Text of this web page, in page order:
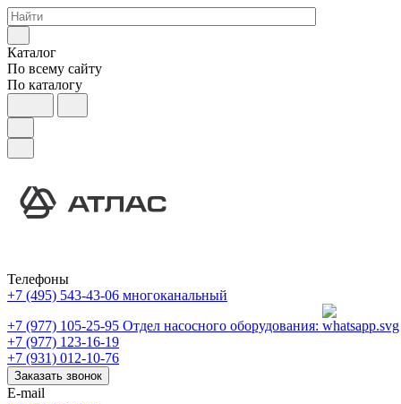
Каталог
По всему сайту
По каталогу
Телефоны
+7 (495) 543-43-06 многоканальный
+7 (977) 105-25-95 Отдел насосного оборудования:
+7 (977) 123-16-19
+7 (931) 012-10-76
Заказать звонок
E-mail